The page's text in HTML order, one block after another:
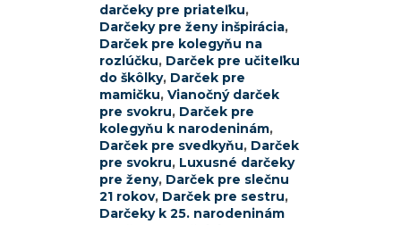
darčeky pre priateľku,
Darčeky pre ženy inšpirácia,
Darček pre kolegyňu na
rozlúčku, Darček pre učiteľku
do škôlky, Darček pre
mamičku, Vianočný darček
pre svokru, Darček pre
kolegyňu k narodeninám,
Darček pre svedkyňu, Darček
pre svokru, Luxusné darčeky
pre ženy, Darček pre slečnu
21 rokov, Darček pre sestru,
Darčeky k 25. narodeninám